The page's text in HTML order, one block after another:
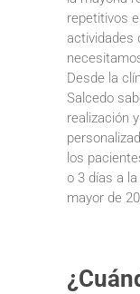
repetitivos
actividades
Desde la
Salcedo
realización
los
o 3 días a
mayor de